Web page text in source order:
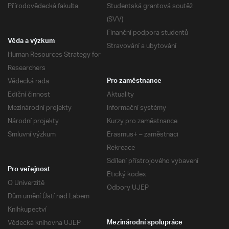
Přírodovědecká fakulta
Studentská grantová soutěž
(SVV)
Finanční podpora studentů
Stravování a ubytování
Věda a výzkum
Human Resources Strategy for
Researchers
Vědecká rada
Ediční činnost
Mezinárodní projekty
Národní projekty
Smluvní výzkum
Pro zaměstnance
Aktuality
Informační systémy
Kurzy pro zaměstnance
Erasmus+ – zaměstnaci
Rekreace
Sdílení přístrojového vybavení
Etický kodex
Odbory UJEP
Pro veřejnost
O Univerzitě
Dům umění Ústí nad Labem
Knihkupectví
Vědecká knihovna UJEP
Mezinárodní spolupráce